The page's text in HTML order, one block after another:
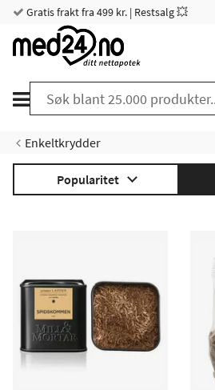
Gratis frakt fra 499 kr. | Restsalg 💥
Enkeltkrydder
Popularitet